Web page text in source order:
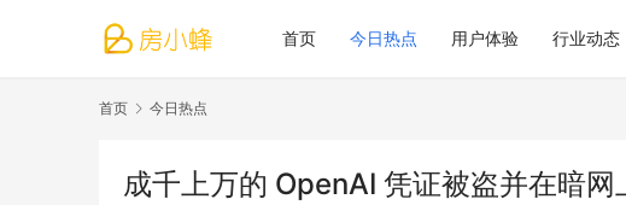
首页 今日热点 用户体验 行业动态
首页 今日热点
成千上万的 OpenAI 凭证被盗并在暗网